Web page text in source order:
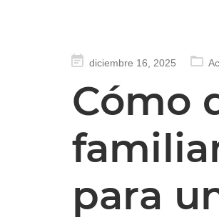
Publicado
diciembre 16, 2025
Cómo
para